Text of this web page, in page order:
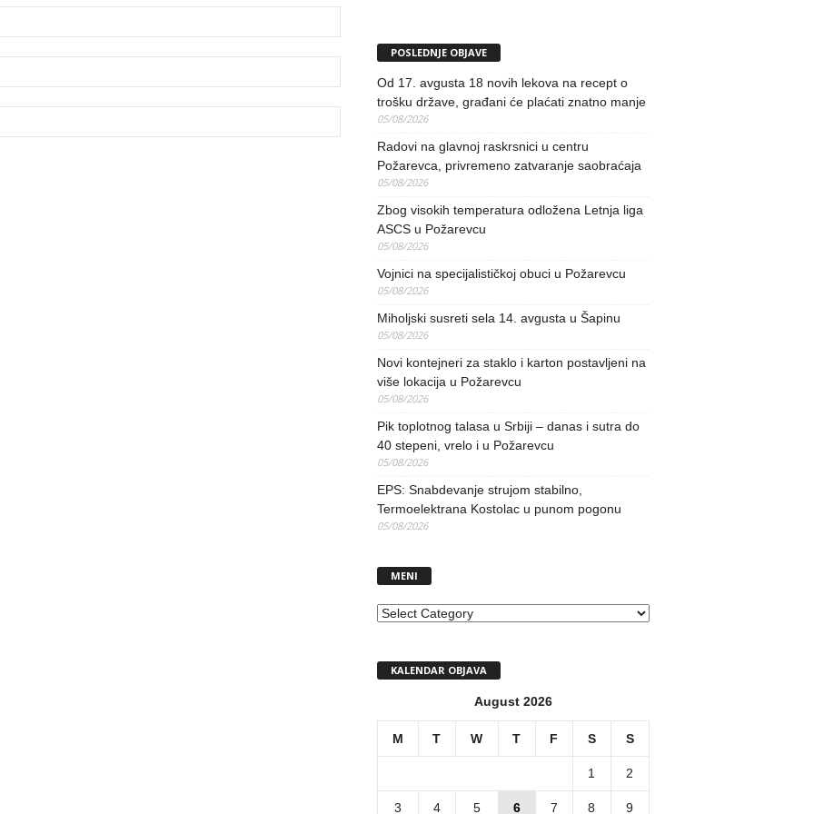
POSLEDNJE OBJAVE
Od 17. avgusta 18 novih lekova na recept o
trošku države, građani će plaćati znatno manje
05/08/2026
Radovi na glavnoj raskrsnici u centru
Požarevca, privremeno zatvaranje saobraćaja
05/08/2026
Zbog visokih temperatura odložena Letnja liga
ASCS u Požarevcu
05/08/2026
Vojnici na specijalističkoj obuci u Požarevcu
05/08/2026
Miholjski susreti sela 14. avgusta u Šapinu
05/08/2026
Novi kontejneri za staklo i karton postavljeni na
više lokacija u Požarevcu
05/08/2026
Pik toplotnog talasa u Srbiji – danas i sutra do
40 stepeni, vrelo i u Požarevcu
05/08/2026
EPS: Snabdevanje strujom stabilno,
Termoelektrana Kostolac u punom pogonu
05/08/2026
MENI
MENI
KALENDAR OBJAVA
August 2026
M T W T F S S
1 2
3 4 5 6 7 8 9